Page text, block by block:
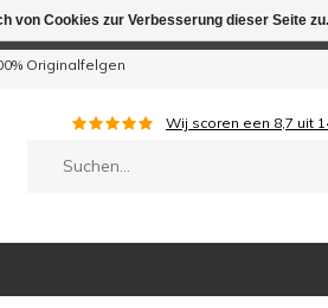
Originalfelgen
Wij scoren een 8,7 uit
von Cookies zur Verbesserung dieser Seite zu.
sind wir telefonisch nicht